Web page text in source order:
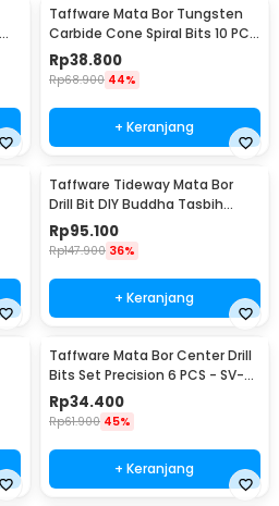
Taffware Mata Bor Tungsten
Carbide Cone Spiral Bits 10 PCS
- GJ0106
Rp38.800
Rp68.900 44%
+ Keranjang
Taffware Tideway Mata Bor
Drill Bit DIY Buddha Tasbih
Beads 2mm 2 PCS 12mm
Rp95.100
Rp147.900 36%
+ Keranjang
Taffware Mata Bor Center Drill
Bits Set Precision 6 PCS - SV-
VDB25
Rp34.400
Rp61.900 45%
+ Keranjang